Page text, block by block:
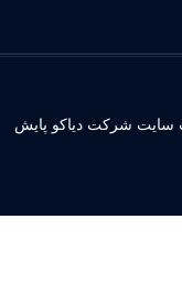
شرکت دیاکو پایش